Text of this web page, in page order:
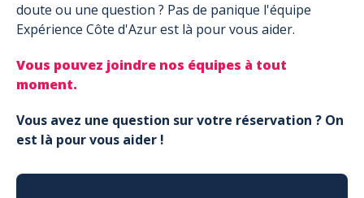
doute ou une question ? Pas de panique l'équipe
Expérience Côte d'Azur est là pour vous aider.
Vous pouvez joindre nos équipes à tout
moment.
Vous avez une question sur votre réservation ? On
est là pour vous aider !